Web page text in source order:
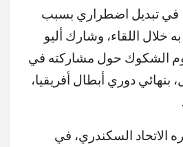
تبديل اضطراري بسبب
خلال اللقاء، وشارك أليو
الشكوك حول مشاركته في
بنهائي دوري أبطال أفريقيا،
الاتحاد السكندري، في